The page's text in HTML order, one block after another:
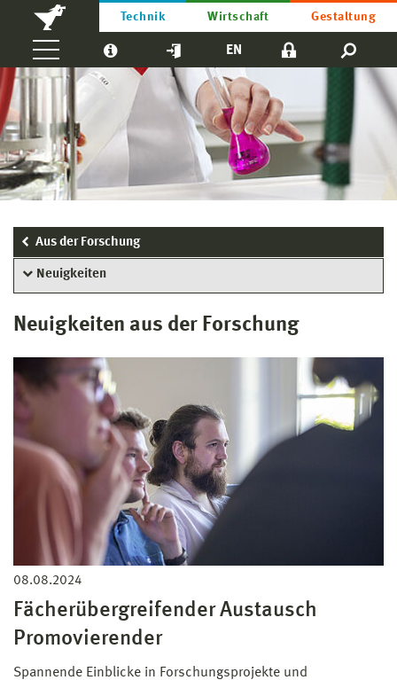
Technik Wirtschaft Gestaltung
EN
Aus der Forschung
Neuigkeiten
Neuigkeiten aus der Forschung
08.08.2024
Fächerübergreifender Austausch
Promovierender
Spannende Einblicke in Forschungsprojekte und